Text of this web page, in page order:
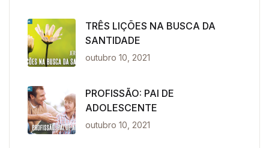
TRÊS LIÇÕES NA BUSCA DA
SANTIDADE
outubro 10, 2021
PROFISSÃO: PAI DE
ADOLESCENTE
outubro 10, 2021